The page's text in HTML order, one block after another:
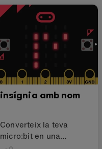
insígnia amb nom
Converteix la teva
micro:bit en una